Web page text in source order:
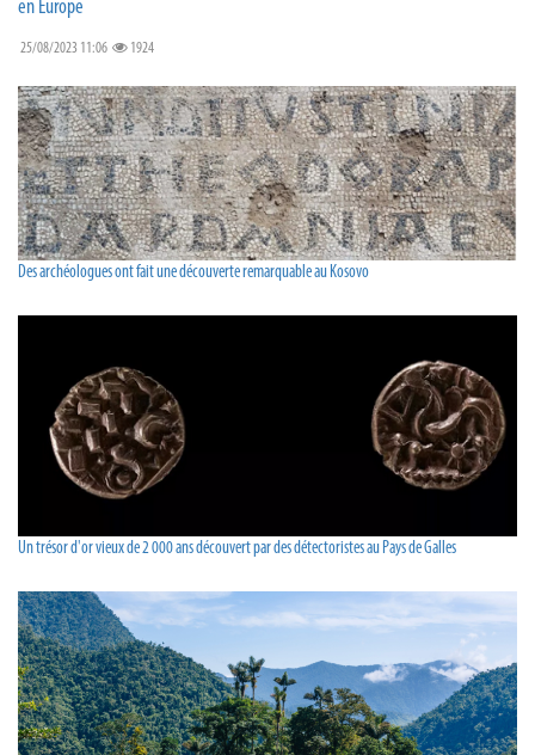
en Europe
25/08/2023 11:06 1924
Des archéologues ont fait une découverte remarquable au Kosovo
Un trésor d'or vieux de 2 000 ans découvert par des détectoristes au Pays de Galles